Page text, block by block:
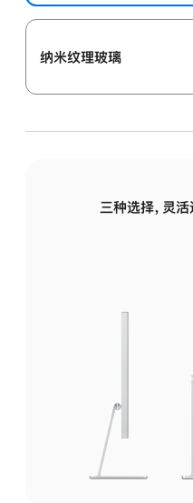
纳米纹理玻璃
三种选择，灵